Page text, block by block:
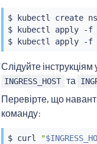
$ kubectl
create
$
kubectl apply -f
$
kubectl apply -f
Слідуйте інструкціям
INGRESS_HOST та
Перевірте, що
команду:
$ curl "